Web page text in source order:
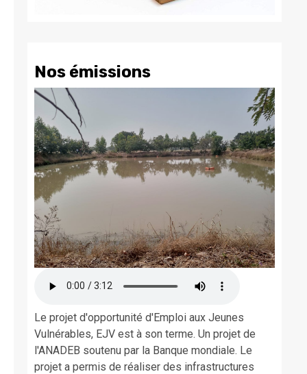
Nos émissions
Le projet d'opportunité d'Emploi aux Jeunes
Vulnérables, EJV est à son terme. Un projet de
l'ANADEB soutenu par la Banque mondiale. Le
projet a permis de réaliser des infrastructures